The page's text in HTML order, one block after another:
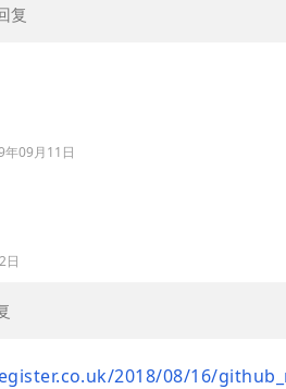
复
年09月11日
日
2018/08/16/